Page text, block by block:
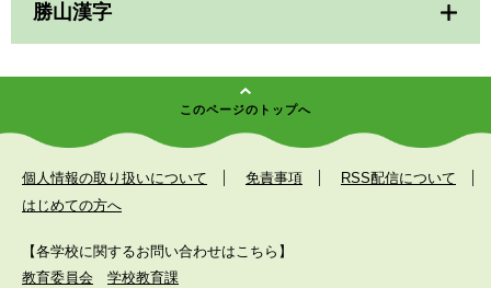
勝山漢字
このページのトップへ
個人情報の取り扱いについて 免責事項
RSS配信について
はじめての方へ
【各学校に関するお問い合わせはこちら】
教育委員会
学校教育課